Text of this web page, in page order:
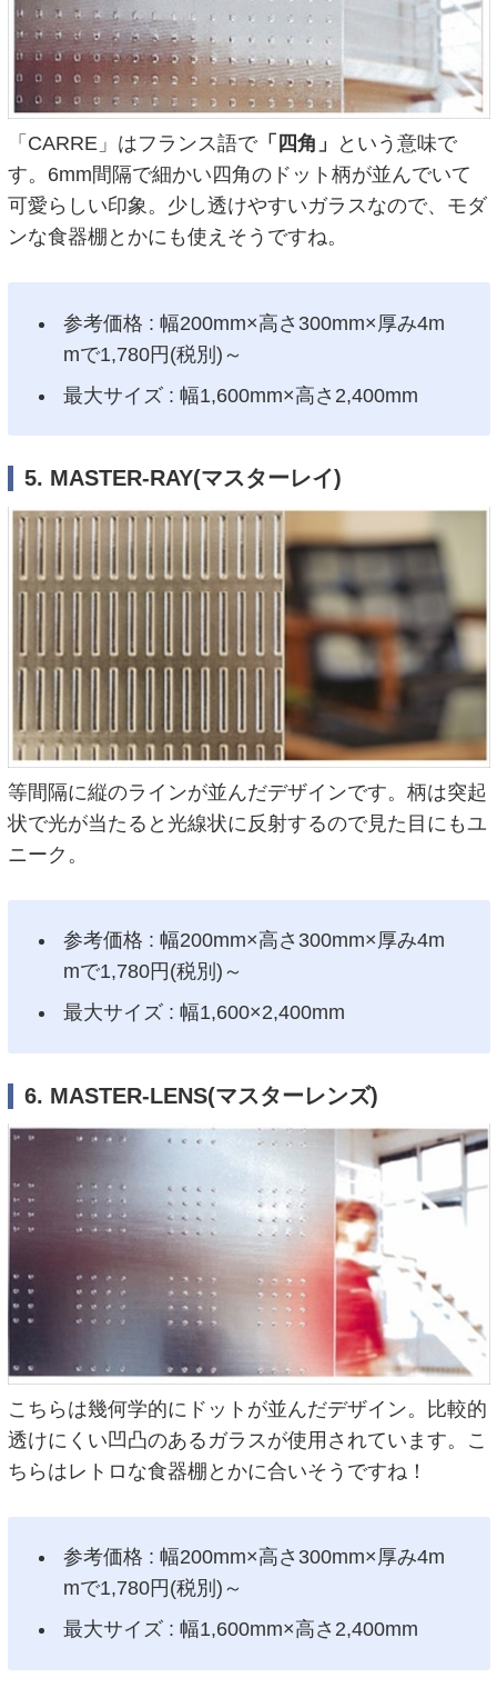
「CARRE」はフランス語で「四角」
という意味で
す。6mm間隔で細かい四角のドット柄が並んでいて
可愛らしい印象。少し透けやすいガラスなので、モダ
ンな食器棚とかにも使えそうですね。
参考価格 : 幅200mm×高さ300mm×厚み4m
mで1,780円(税別)～
最大サイズ : 幅1,600mm×高さ2,400mm
5. MASTER-RAY(マスターレイ)
等間隔に縦のラインが並んだデザインです。柄は突起
状で光が当たると光線状に反射するので見た目にもユ
ニーク。
参考価格 : 幅200mm×高さ300mm×厚み4m
mで1,780円(税別)～
最大サイズ : 幅1,600×2,400mm
6. MASTER-LENS(マスターレンズ)
こちらは幾何学的にドットが並んだデザイン。比較的
透けにくい凹凸のあるガラスが使用されています。こ
ちらはレトロな食器棚とかに合いそうですね！
参考価格 : 幅200mm×高さ300mm×厚み4m
mで1,780円(税別)～
最大サイズ : 幅1,600mm×高さ2,400mm